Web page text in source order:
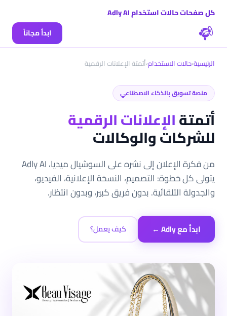
كل صفحات حالات استخدام Adly AI
ابدأ مجاناً
الرئيسية›حالات الاستخدام›أتمتة الإعلانات الرقمية
منصة تسويق بالذكاء الاصطناعي
أتمتةالإعلانات الرقمية
للشركات والوكالات
من فكرة الإعلان إلى نشره على السوشيال ميديا، Adly AI
يتولى كل خطوة: التصميم، النسخة الإعلانية، الفيديو،
والجدولة التلقائية. بدون فريق كبير، وبدون انتظار.
ابدأ مع Adly ← كيف يعمل؟